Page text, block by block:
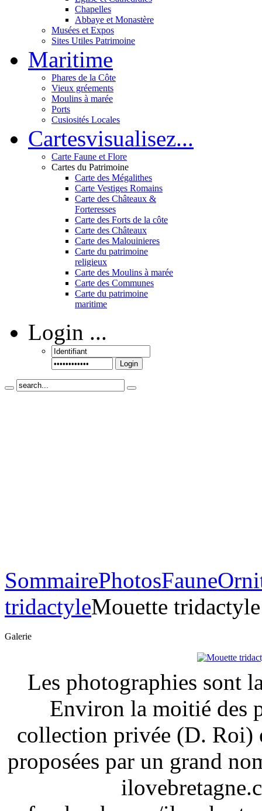
Chapelles
Abbaye et Monastère
Musées et Expos
Sites Utiles Patrimoine
Maritime
Phares de la Côte
Vieux gréements
Moulins à marée
Ports
Cusiosités Locales
Cartesvisualisez...
Carte Faune et Flore
Cartes du Patrimoine
Carte des Mégalithes
Carte Vestiges Romains
Carte des Châteaux &
Forteresses
Carte des Forts de la côte
Carte des Châteaux
Carte des Malouinieres
Carte du patrimoine
religieux
Carte des Moulins à marée
Carte des Communes
Carte du patrimoine
maritime
Login ...
Login
SommairePhotosFaune
tridactyleMouette
Galerie
Les photographies sont
Environ la moitié des
collection privée (D. Roi)
proposées par un grand